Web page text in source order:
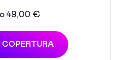
49,00 €
COPERTURA